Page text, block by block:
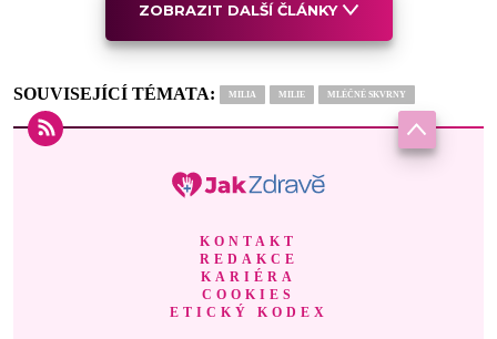
ZOBRAZIT DALŠÍ ČLÁNKY
SOUVISEJÍCÍ TÉMATA: MILIA MILIE MLÉČNÉ SKVRNY
KONTAKT
REDAKCE
KARIÉRA
COOKIES
ETICKÝ KODEX